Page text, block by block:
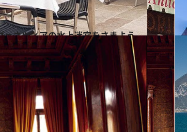
ネツィアの水上迷宮をさまよう